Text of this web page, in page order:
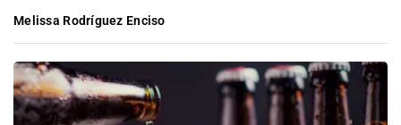
Melissa Rodríguez Enciso